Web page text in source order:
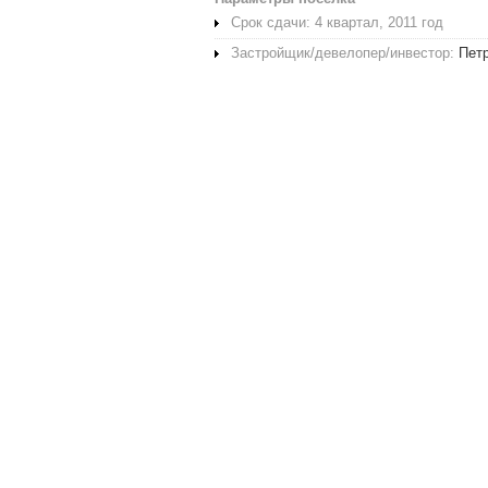
Срок сдачи: 4 квартал, 2011 год
Застройщик/девелопер/инвестор: